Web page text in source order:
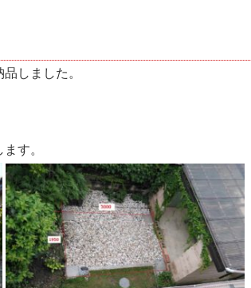
しました。
す。